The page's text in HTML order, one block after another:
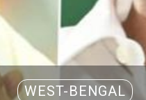
WEST-BENGAL